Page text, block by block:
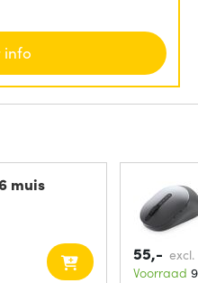
info
muis
55,-
Voorraad